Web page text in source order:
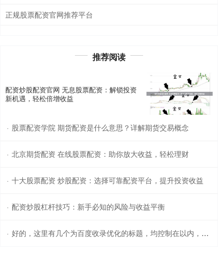
正规股票配资官网推荐平台
推荐阅读
配资炒股配资官网 无息股票配资：解锁投资
新机遇，轻松倍增收益
· 股票配资学院 期货配资是什么意思？详解期货交易概念
· 北京期货配资 在线股票配资：助你放大收益，轻松理财
· 十大股票配资 炒股配资：选择可靠配资平台，提升投资收益
· 配资炒股杠杆技巧：新手必知的风险与收益平衡
· 好的，这里有几个为百度收录优化的标题，均控制在以内，并融入了“线上配资公司”这一核心关键词：